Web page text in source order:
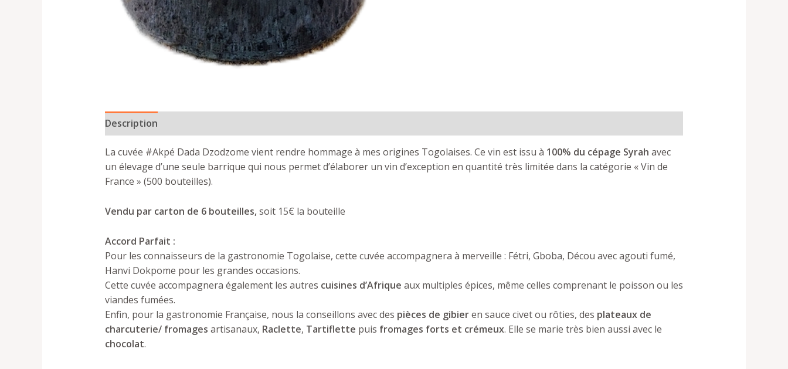
Description
La cuvée #Akpé Dada Dzodzome vient rendre hommage à mes origines Togolaises. Ce vin est issu à 100% du cépage Syrah avec
un élevage d’une seule barrique qui nous permet d’élaborer un vin d’exception en quantité très limitée dans la catégorie « Vin de
France » (500 bouteilles).
Vendu par carton de 6 bouteilles,soit 15€ la bouteille
Accord Parfait :
Pour les connaisseurs de la gastronomie Togolaise, cette cuvée accompagnera à merveille : Fétri, Gboba, Décou avec agouti fumé,
Hanvi Dokpome pour les grandes occasions.
Cette cuvée accompagnera également les autres cuisines d’Afrique aux multiples épices, même celles comprenant le poisson ou les
viandes fumées.
Enfin, pour la gastronomie Française, nous la conseillons avec des pièces de gibieren sauce civet ou rôties, des plateaux de
charcuterie/ fromages artisanaux, Raclette, Tartiflette puis fromages forts et crémeux. Elle se marie très bien aussi avec le
chocolat.